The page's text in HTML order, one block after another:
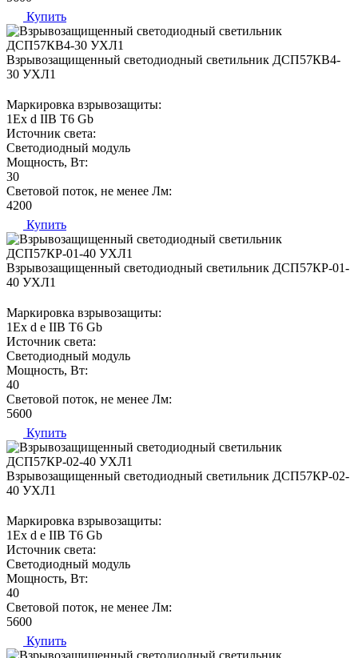
Купить
Взрывозащищенный светодиодный светильник ДСП57КВ4-
30 УХЛ1
Маркировка взрывозащиты:
1Ех d IIВ T6 Gb
Источник света:
Светодиодный модуль
Мощность, Вт:
30
Световой поток, не менее Лм:
4200
Купить
Взрывозащищенный светодиодный светильник ДСП57КР-01-
40 УХЛ1
Маркировка взрывозащиты:
1Ех d е IIВ T6 Gb
Источник света:
Светодиодный модуль
Мощность, Вт:
40
Световой поток, не менее Лм:
5600
Купить
Взрывозащищенный светодиодный светильник ДСП57КР-02-
40 УХЛ1
Маркировка взрывозащиты:
1Ех d е IIВ T6 Gb
Источник света:
Светодиодный модуль
Мощность, Вт:
40
Световой поток, не менее Лм:
5600
Купить